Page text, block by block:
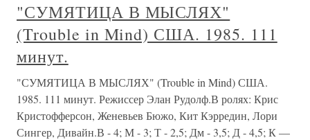
"СУМЯТИЦА В МЫСЛЯХ"
(Trouble in Mind) США. 1985. 111
минут.
"СУМЯТИЦА В МЫСЛЯХ" (Trouble in Mind) США.
1985. 111 минут. Режиссер Элан Рудолф.В ролях: Крис
Кристофферсон, Женевьев Бюжо, Кит Кэрредин, Лори
Сингер, Дивайн.В - 4; М - 3; Т - 2,5; Дм - 3,5; Д - 4,5; К —